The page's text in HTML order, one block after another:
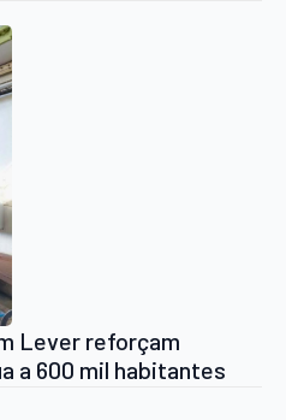
Lever reforçam
a 600 mil habitantes